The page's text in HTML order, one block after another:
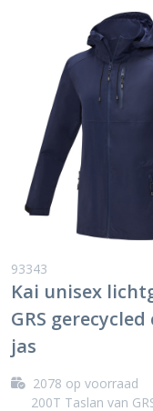
93343
Kai unisex
GRS
jas
2078 op voorraad
200T Taslan van